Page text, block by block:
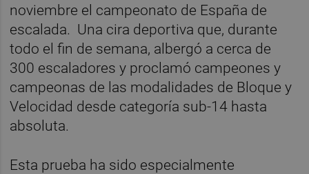
noviembre el campeonato de España de
escalada. Una cira deportiva que, durante
todo el fin de semana, albergó a cerca de
300 escaladores y proclamó campeones y
campeonas de las modalidades de Bloque y
Velocidad desde categoría sub-14 hasta
absoluta.
Esta prueba ha sido especialmente